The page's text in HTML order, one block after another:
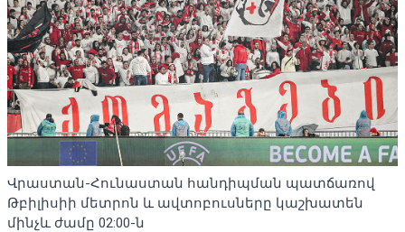
Վրաստան-Հունաստան հանդիպման պատճառով
Թբիլիսիի մետրոն և ավտոբուսները կաշխատեն
մինչև ժամը 02:00-ն